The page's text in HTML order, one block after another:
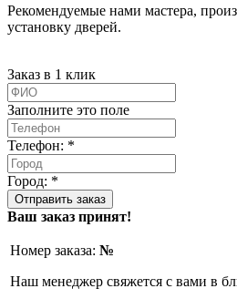
Рекомендуемые нами мастера,
установку дверей.
Заказ в 1 клик
Заполните это поле
Телефон: *
Город: *
Ваш заказ принят!
Номер заказа: №
Наш менеджер свяжется с вами в